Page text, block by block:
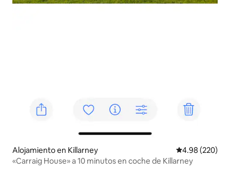
Alojamiento en Killarney Calificación
4.98 (220)
«Carraig House» a 10 minutos en coche de Killarney